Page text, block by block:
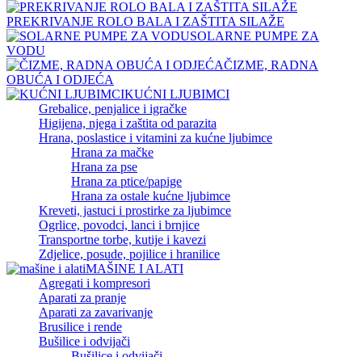
PREKRIVANJE ROLO BALA I ZAŠTITA SILAŽE
SOLARNE PUMPE ZA
VODU
ČIZME, RADNA
OBUĆA I ODJEĆA
KUĆNI LJUBIMCI
Grebalice, penjalice i igračke
Higijena, njega i zaštita od parazita
Hrana, poslastice i vitamini za kućne ljubimce
Hrana za mačke
Hrana za pse
Hrana za ptice/papige
Hrana za ostale kućne ljubimce
Kreveti, jastuci i prostirke za ljubimce
Ogrlice, povodci, lanci i brnjice
Transportne torbe, kutije i kavezi
Zdjelice, posude, pojilice i hranilice
MAŠINE I ALATI
Agregati i kompresori
Aparati za pranje
Aparati za zavarivanje
Brusilice i rende
Bušilice i odvijači